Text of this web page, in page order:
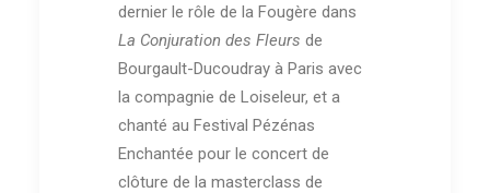
dernier le rôle de la Fougère dans
La Conjuration des Fleurs de
Bourgault-Ducoudray à Paris avec
la compagnie de Loiseleur, et a
chanté au Festival Pézénas
Enchantée pour le concert de
clôture de la masterclass de